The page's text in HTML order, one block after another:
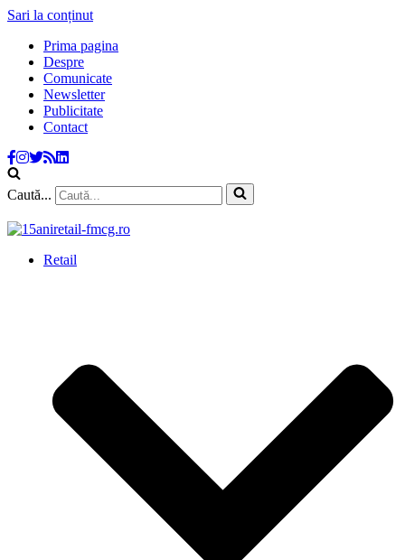
Sari la conținut
Prima pagina
Despre
Comunicate
Newsletter
Publicitate
Contact
Caută...
Retail